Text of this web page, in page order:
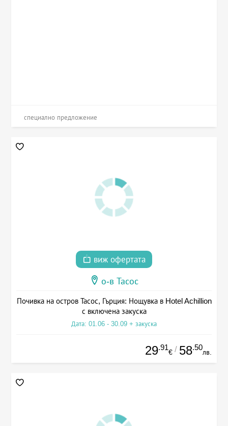
специално предложение
виж офертата
о-в Тасос
Почивка на остров Тасос, Гърция: Нощувка в Hotel Achillion
с включена закуска
Дата: 01.06 - 30.09 + закуска
29.91
€ / 58.50
лв.